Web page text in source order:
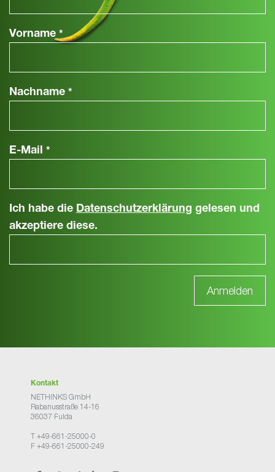
Vorname *
Nachname *
E-Mail *
Ich habe die Datenschutzerklärung gelesen und
akzeptiere diese.
Kontakt
NETHINKS GmbH
Rabanusstraße 14-16
36037 Fulda
T +49-661-25000-0
F +49-661-25000-249